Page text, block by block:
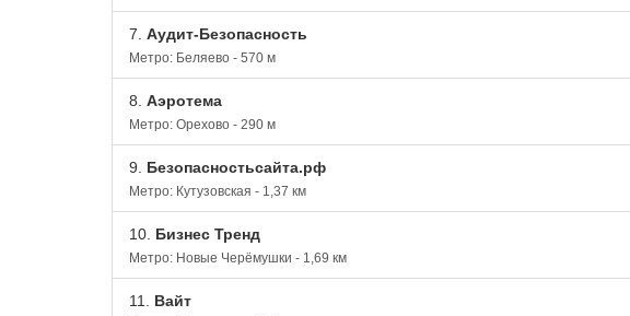
7. Аудит-Безопасность
Метро: Беляево - 570 м
8. Аэротема
Метро: Орехово - 290 м
9. Безопасностьсайта.рф
Метро: Кутузовская - 1,37 км
10. Бизнес Тренд
Метро: Новые Черёмушки - 1,69 км
11. Вайт